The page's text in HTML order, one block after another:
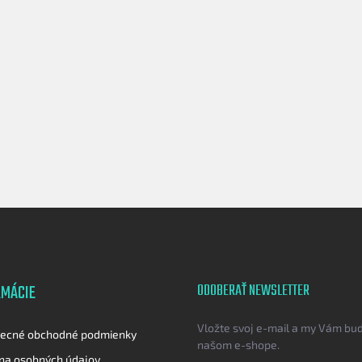
obchodné podmienky
ODOBERAŤ NEWSLETTER
Vložte svoj e-mail a my Vám
našom e-shope.